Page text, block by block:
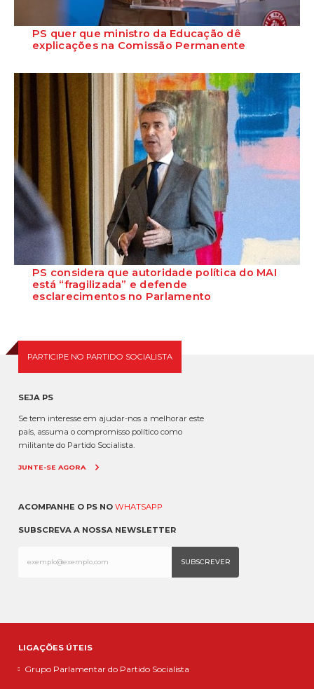
PS quer que ministro da Educação dê
explicações na Comissão Permanente
requerer a presença do minist...
PS considera que autoridade política do MAI
está “fragilizada” e defende
esclarecimentos no Parlamento
PARTICIPE NO PARTIDO SOCIALISTA
SEJA PS
Se tem interesse em ajudar-nos a melhorar este
país, assuma o compromisso político como
militante do Partido Socialista.
JUNTE-SE AGORA
ACOMPANHE O PS NO WHATSAPP
SUBSCREVA A NOSSA NEWSLETTER
LIGAÇÕES ÚTEIS
Grupo Parlamentar do Partido Socialista